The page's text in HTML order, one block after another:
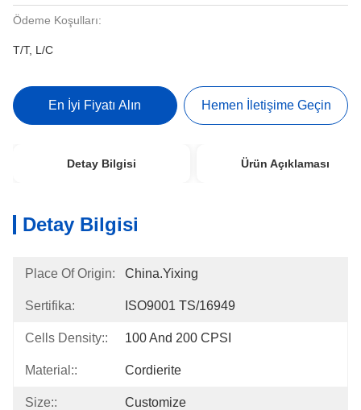
Ödeme Koşulları:
T/T, L/C
En İyi Fiyatı Alın Hemen İletişime Geçin
Detay Bilgisi Ürün Açıklaması
Detay Bilgisi
Place Of Origin: China.Yixing
Sertifika: ISO9001 TS/16949
Cells Density:: 100 And 200 CPSI
Material:: Cordierite
Size:: Customize